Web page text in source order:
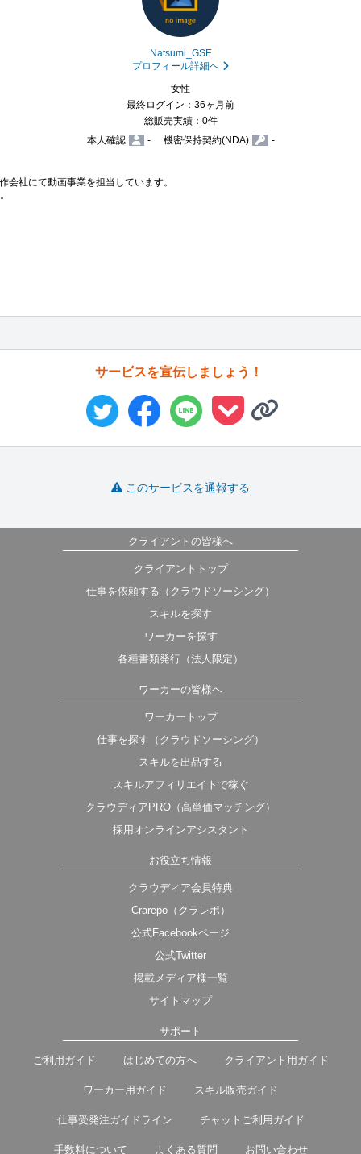
Natsumi_GSE
プロフィール詳細へ
女性
最終ログイン：36ヶ月前
総販売実績：0件
本人確認
- 機密保持契約(NDA) -
会社にて動画事業を担当しています。
サービスを宣伝しましょう！
このサービスを通報する
クライアントの皆様へ
クライアントトップ
仕事を依頼する（クラウドソーシング）
スキルを探す
ワーカーを探す
各種書類発行（法人限定）
ワーカーの皆様へ
ワーカートップ
仕事を探す（クラウドソーシング）
スキルを出品する
スキルアフィリエイトで稼ぐ
クラウディアPRO（高単価マッチング）
採用オンラインアシスタント
お役立ち情報
クラウディア会員特典
Crarepo（クラレポ）
公式Facebookページ
公式Twitter
掲載メディア様一覧
サイトマップ
サポート
ご利用ガイド はじめての方へ クライアント用ガイド
ワーカー用ガイド スキル販売ガイド
仕事受発注ガイドライン チャットご利用ガイド
手数料について よくある質問 お問い合わせ